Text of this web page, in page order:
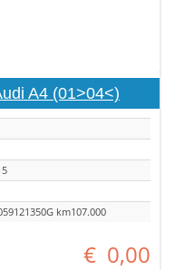
A4 (01>04<)
km107.000
€ 0,00